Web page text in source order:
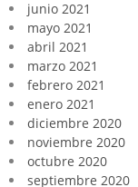
junio 2021
mayo 2021
abril 2021
marzo 2021
febrero 2021
enero 2021
diciembre 2020
noviembre 2020
octubre 2020
septiembre 2020